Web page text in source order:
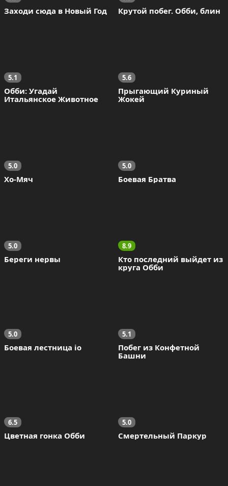
Заходи сюда в Новый Год Крутой побег. Обби, блин
5.1
Обби: Угадай
Итальянское Животное
5.6
Прыгающий Куриный
Жокей
5.0
Хо-Мяч
5.0
Боевая Братва
5.0
Береги нервы
8.9
Кто последний выйдет из
круга Обби
5.0
Боевая лестница io
5.1
Побег из Конфетной
Башни
6.5
Цветная гонка Обби
5.0
Смертельный Паркур